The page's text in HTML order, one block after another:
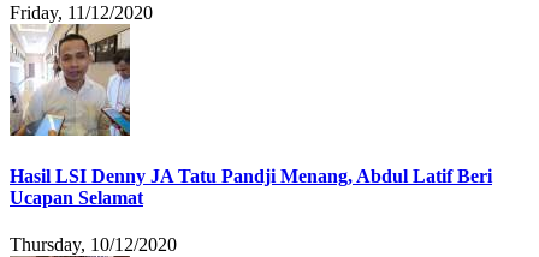
Friday, 11/12/2020
Hasil LSI Denny JA Tatu Pandji Menang, Abdul Latif Beri
Ucapan Selamat
Thursday, 10/12/2020